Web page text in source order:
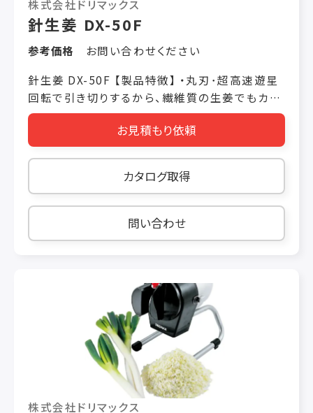
株式会社ドリマックス
針生姜 DX-50F
参考価格
お問い合わせください
針生姜 DX-50F 【製品特徴】 ・丸刃･超高速遊星
回転で引き切りするから、繊維質の生姜でもカッ
ト断面がシャープな仕上がりに！ ・簡単に高速処
理できるから料理にたっぷり使用できます 【製品
仕様】 価格 税抜き ￥150,000 機械寸法 W230
× L340 ×Ｈ 370（mm） 投入口 95 ×
38（mm）（変形三日月型） 定格消費電力
100/110W 50/60Hz 重量 5kg 使用時間 20 分
処理能力 針生姜2.7kg/5 分 処理サイズ
1.2mm×1.2mmのみ その他 DX-50・55・50Bと
お見積もり依頼
カタログ取得
問い合わせ
株式会社ドリマックス